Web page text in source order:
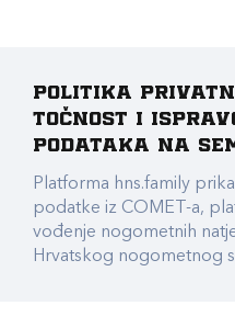
Politika
točnost i
podataka na
Platforma hns.family
podatke iz COMET-a,
vođenje nogometnih
Hrvatskog nogometnog